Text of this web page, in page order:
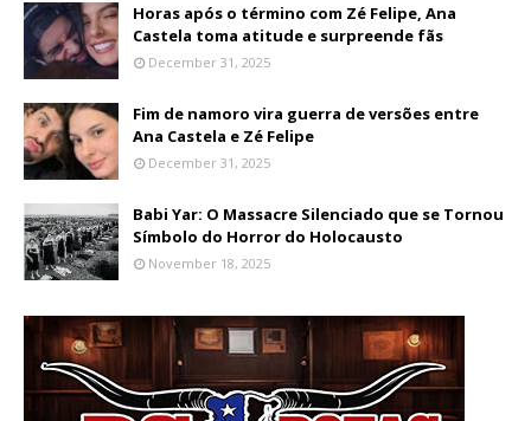
Horas após o término com Zé Felipe, Ana
Castela toma atitude e surpreende fãs
December 31, 2025
Fim de namoro vira guerra de versões entre
Ana Castela e Zé Felipe
December 31, 2025
Babi Yar: O Massacre Silenciado que se Tornou
Símbolo do Horror do Holocausto
November 18, 2025